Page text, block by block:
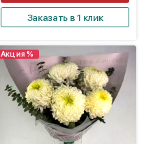
Заказать в 1 клик
Акция %